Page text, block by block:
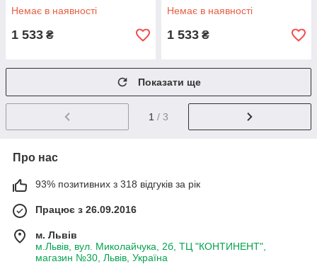
Немає в наявності
1 533 ₴
Немає в наявності
1 533 ₴
Показати ще
1 / 3
Про нас
93% позитивних з 318 відгуків за рік
Працює з 26.09.2016
м. Львів
м.Львів, вул. Миколайчука, 2б, ТЦ "КОНТИНЕНТ",
магазин №30, Львів, Україна